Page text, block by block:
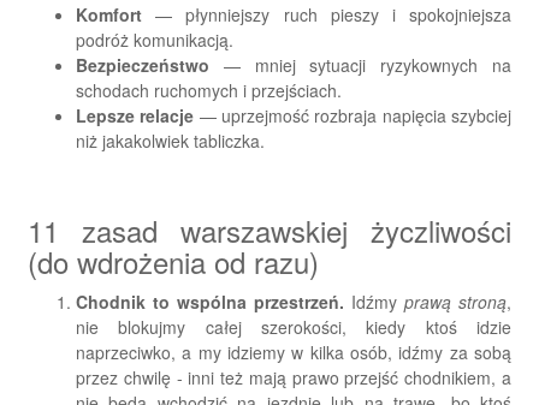
Komfort — płynniejszy ruch pieszy i spokojniejsza
podróż komunikacją.
Bezpieczeństwo — mniej sytuacji ryzykownych na
schodach ruchomych i przejściach.
Lepsze relacje — uprzejmość rozbraja napięcia szybciej
niż jakakolwiek tabliczka.
11 zasad warszawskiej życzliwości
(do wdrożenia od razu)
Chodnik to wspólna przestrzeń. Idźmy prawą stroną,
nie blokujmy całej szerokości, kiedy ktoś idzie
naprzeciwko, a my idziemy w kilka osób, idźmy za sobą
przez chwilę - inni też mają prawo przejść chodnikiem, a